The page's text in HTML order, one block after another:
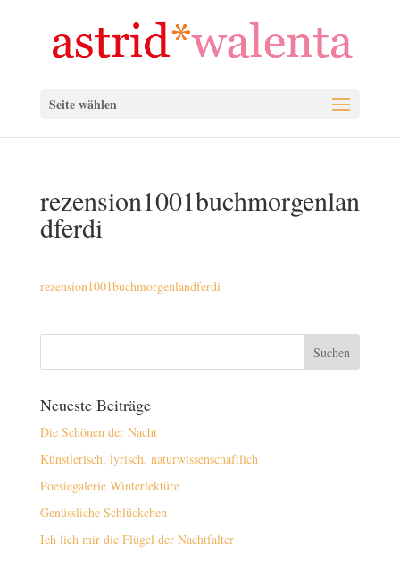
Seite wählen
rezension1001buchmorgenlan
dferdi
rezension1001buchmorgenlandferdi
Neueste Beiträge
Die Schönen der Nacht
Künstlerisch, lyrisch, naturwissenschaftlich
Poesiegalerie Winterlektüre
Genüssliche Schlückchen
Ich lieh mir die Flügel der Nachtfalter